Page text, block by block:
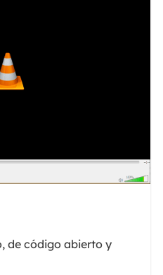
de código abierto y